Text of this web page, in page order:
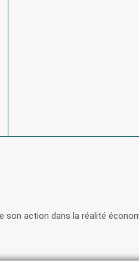
son action dans la réalité